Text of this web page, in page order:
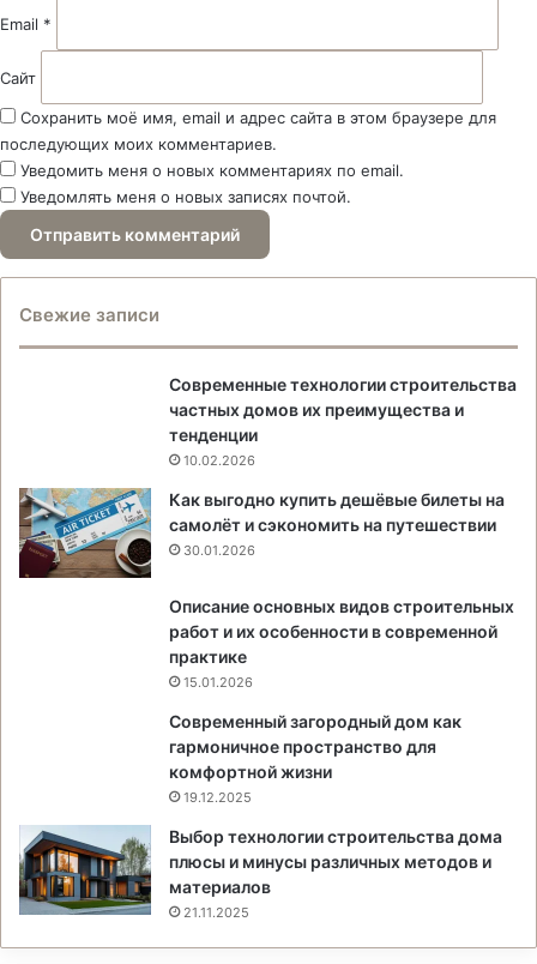
Email *
Сайт
Сохранить моё имя, email и адрес сайта в этом браузере для
последующих моих комментариев.
Уведомить меня о новых комментариях по email.
Уведомлять меня о новых записях почтой.
Свежие записи
Современные технологии строительства
частных домов их преимущества и
тенденции
10.02.2026
Как выгодно купить дешёвые билеты на
самолёт и сэкономить на путешествии
30.01.2026
Описание основных видов строительных
работ и их особенности в современной
практике
15.01.2026
Современный загородный дом как
гармоничное пространство для
комфортной жизни
19.12.2025
Выбор технологии строительства дома
плюсы и минусы различных методов и
материалов
21.11.2025